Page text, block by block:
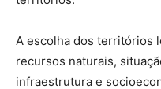
A escolha dos territórios
recursos naturais,
infraestrutura e